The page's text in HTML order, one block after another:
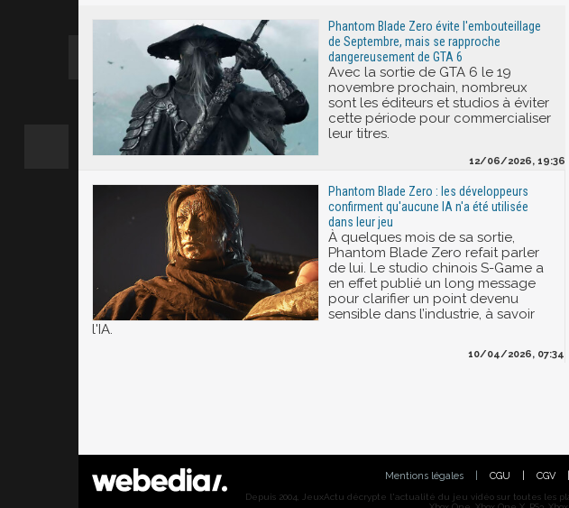
Phantom Blade Zero évite l'embouteillage
de Septembre, mais se rapproche
dangereusement de GTA 6
Avec la sortie de GTA 6 le 19
novembre prochain, nombreux
sont les éditeurs et studios à éviter
cette période pour commercialiser
leur titres.
12/06/2026, 19:36
Phantom Blade Zero : les développeurs
confirment qu'aucune IA n'a été utilisée
dans leur jeu
À quelques mois de sa sortie,
Phantom Blade Zero refait parler
de lui. Le studio chinois S-Game a
en effet publié un long message
pour clarifier un point devenu
sensible dans l’industrie, à savoir
l'IA.
10/04/2026, 07:34
Mentions légales CGU CGV
Depuis 2004, JeuxActu décrypte l'actualité du jeu vidéo sur toutes les